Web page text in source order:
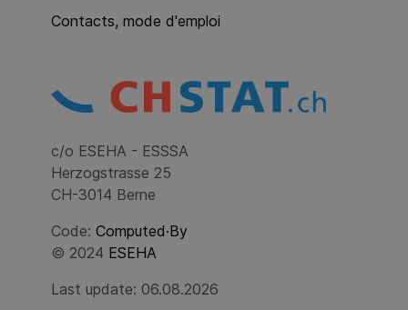
Contacts, mode d'emploi
c/o ESEHA - ESSSA
Herzogstrasse 25
CH-3014 Berne
Code: Computed·By
© 2024 ESEHA
Last update: 06.08.2026